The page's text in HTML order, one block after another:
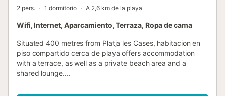
2 pers. 1 dormitorio A 2,6 km de la playa
Wifi, Internet, Aparcamiento, Terraza, Ropa de cama
Situated 400 metres from Platja les Cases, habitacion en
piso compartido cerca de playa offers accommodation
with a terrace, as well as a private beach area and a
shared lounge....